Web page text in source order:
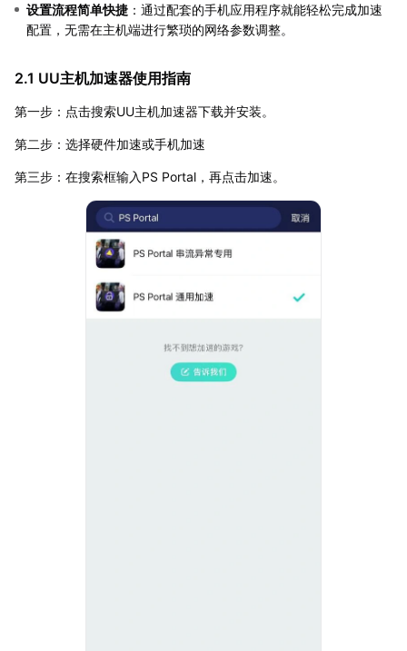
设置流程简单快捷 ：通过配套的手机应用程序就能轻松完成加速
配置，无需在主机端进行繁琐的网络参数调整。
2.1 UU主机加速器使用指南
第一步：点击搜索UU主机加速器下载并安装。
第二步：选择硬件加速或手机加速
第三步：在搜索框输入PS Portal，再点击加速。